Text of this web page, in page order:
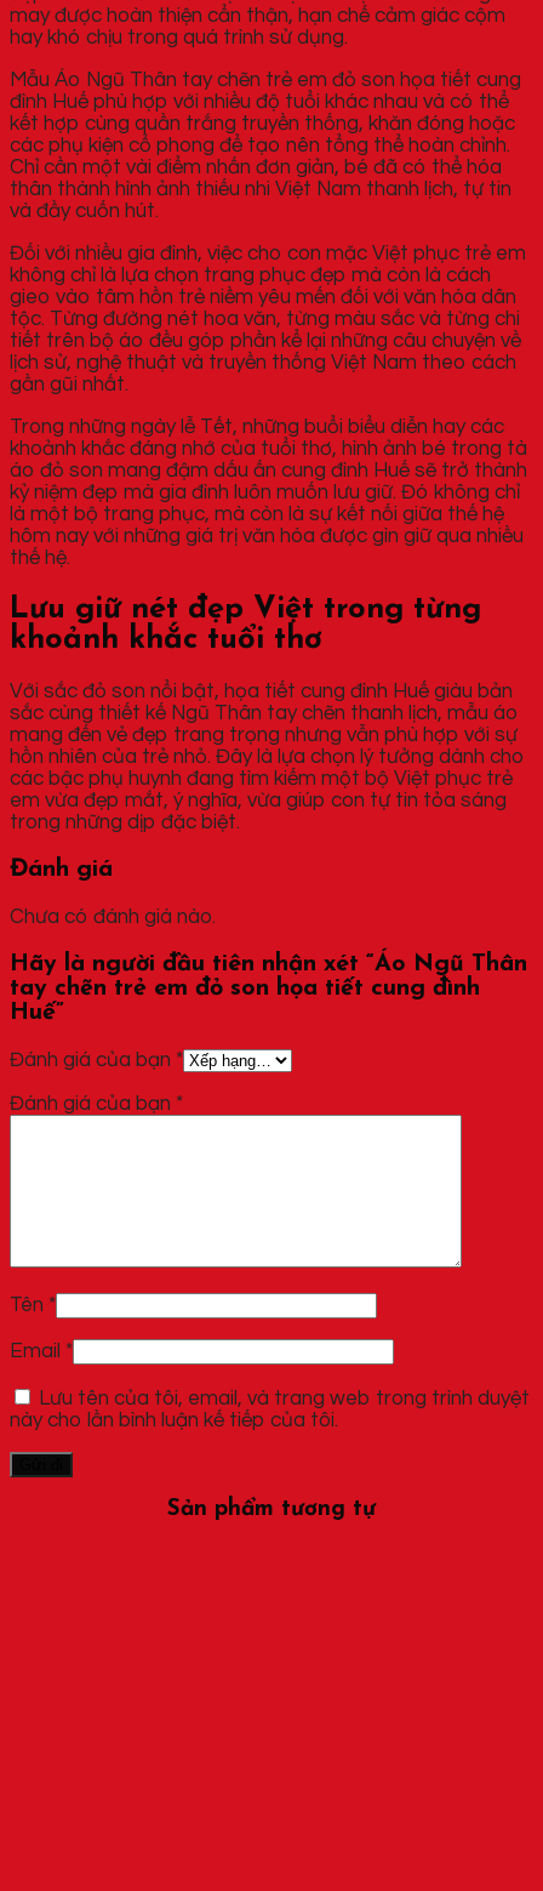
may được hoàn thiện cẩn thận, hạn chế cảm giác cộm
hay khó chịu trong quá trình sử dụng.
Mẫu Áo Ngũ Thân tay chẽn trẻ em đỏ son họa tiết cung
đình Huế phù hợp với nhiều độ tuổi khác nhau và có thể
kết hợp cùng quần trắng truyền thống, khăn đóng hoặc
các phụ kiện cổ phong để tạo nên tổng thể hoàn chỉnh.
Chỉ cần một vài điểm nhấn đơn giản, bé đã có thể hóa
thân thành hình ảnh thiếu nhi Việt Nam thanh lịch, tự tin
và đầy cuốn hút.
Đối với nhiều gia đình, việc cho con mặc Việt phục trẻ em
không chỉ là lựa chọn trang phục đẹp mà còn là cách
gieo vào tâm hồn trẻ niềm yêu mến đối với văn hóa dân
tộc. Từng đường nét hoa văn, từng màu sắc và từng chi
tiết trên bộ áo đều góp phần kể lại những câu chuyện về
lịch sử, nghệ thuật và truyền thống Việt Nam theo cách
gần gũi nhất.
Trong những ngày lễ Tết, những buổi biểu diễn hay các
khoảnh khắc đáng nhớ của tuổi thơ, hình ảnh bé trong tà
áo đỏ son mang đậm dấu ấn cung đình Huế sẽ trở thành
kỷ niệm đẹp mà gia đình luôn muốn lưu giữ. Đó không chỉ
là một bộ trang phục, mà còn là sự kết nối giữa thế hệ
hôm nay với những giá trị văn hóa được gìn giữ qua nhiều
thế hệ.
Lưu giữ nét đẹp Việt trong từng
khoảnh khắc tuổi thơ
Với sắc đỏ son nổi bật, họa tiết cung đình Huế giàu bản
sắc cùng thiết kế Ngũ Thân tay chẽn thanh lịch, mẫu áo
mang đến vẻ đẹp trang trọng nhưng vẫn phù hợp với sự
hồn nhiên của trẻ nhỏ. Đây là lựa chọn lý tưởng dành cho
các bậc phụ huynh đang tìm kiếm một bộ Việt phục trẻ
em vừa đẹp mắt, ý nghĩa, vừa giúp con tự tin tỏa sáng
trong những dịp đặc biệt.
Đánh giá
Chưa có đánh giá nào.
Hãy là người đầu tiên nhận xét “Áo Ngũ Thân
tay chẽn trẻ em đỏ son họa tiết cung đình
Huế”
Đánh giá của bạn *
Đánh giá của bạn *
Tên *
Email *
Lưu tên của tôi, email, và trang web trong trình duyệt
này cho lần bình luận kế tiếp của tôi.
Sản phẩm tương tự